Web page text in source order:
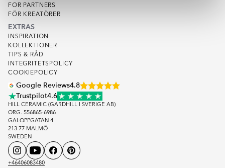
FOR PARTNERS
FÖR KREATÖRER
EXTRAS
INSPIRATION
KOLLEKTIONER
TIPS & RÅD
INTEGRITETSPOLICY
COOKIEPOLICY
Google Reviews4.8
Trustpilot4.6
HILL CERAMIC (GARDHILL I SVERIGE AB)
ORG. 556865-6986
GALOPPGATAN 4
213 77 MALMÖ
SWEDEN
+46406083480